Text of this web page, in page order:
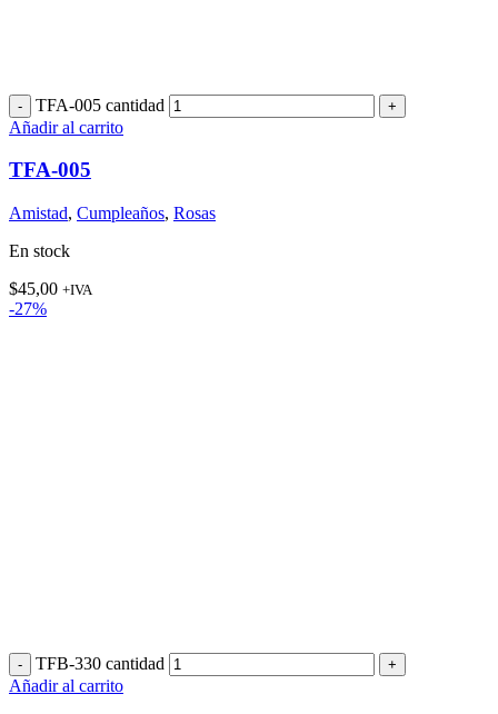
TFA-005 cantidad
Añadir al carrito
TFA-005
Amistad, Cumpleaños, Rosas
En stock
$45,00 +IVA
-27%
TFB-330 cantidad
Añadir al carrito